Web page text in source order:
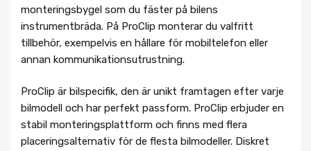
monteringsbygel som du fäster på bilens
instrumentbräda. På ProClip monterar du valfritt
tillbehör, exempelvis en hållare för mobiltelefon eller
annan kommunikationsutrustning.
ProClip är bilspecifik, den är unikt framtagen efter varje
bilmodell och har perfekt passform. ProClip erbjuder en
stabil monteringsplattform och finns med flera
placeringsalternativ för de flesta bilmodeller. Diskret